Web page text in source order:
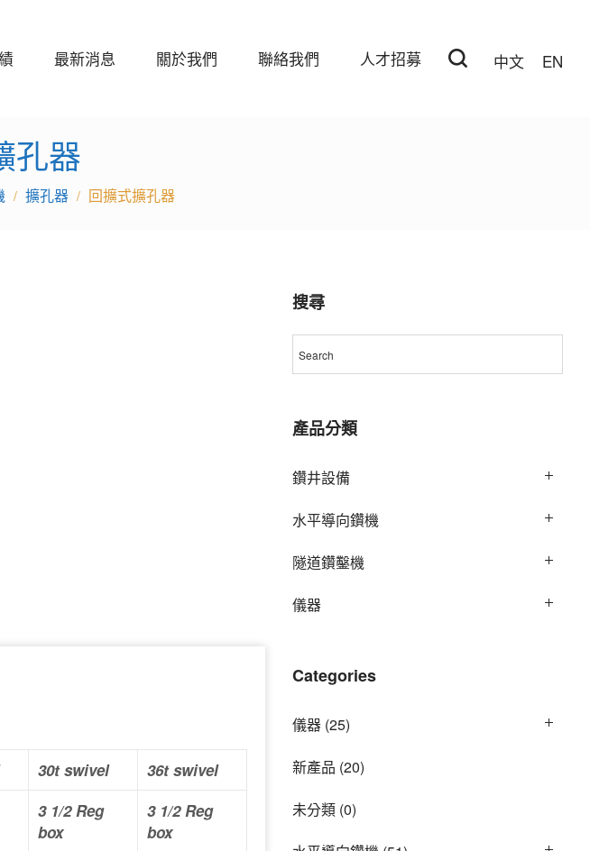
中文 EN
最新消息 關於我們 聯絡我們 人才招募
孔器
/ 擴孔器 / 回擴式擴孔器
30t swivel
36t swivel
3 1/2 Reg
box
3 1/2 Reg
box
搜尋
產品分類
鑽井設備
水平導向鑽機
隧道鑽鑿機
儀器
Categories
儀器 (25)
新產品 (20)
未分類 (0)